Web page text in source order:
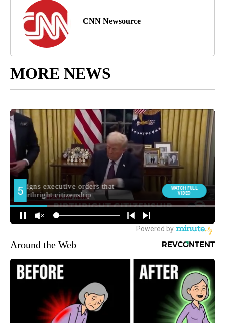
CNN Newsource
MORE NEWS
Around the Web